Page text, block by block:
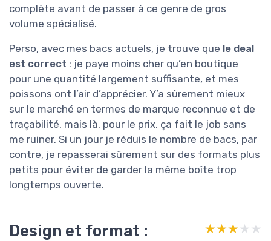
complète avant de passer à ce genre de gros
volume spécialisé.
Perso, avec mes bacs actuels, je trouve que le deal
est correct : je paye moins cher qu’en boutique
pour une quantité largement suffisante, et mes
poissons ont l’air d’apprécier. Y’a sûrement mieux
sur le marché en termes de marque reconnue et de
traçabilité, mais là, pour le prix, ça fait le job sans
me ruiner. Si un jour je réduis le nombre de bacs, par
contre, je repasserai sûrement sur des formats plus
petits pour éviter de garder la même boîte trop
longtemps ouverte.
Design et format :
★★★★★
★★★★★